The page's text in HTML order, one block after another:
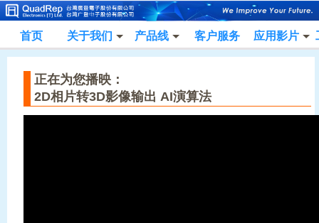
首页 关于我们 产品线 客户服务 应用影片
正在为您播映：
2D相片转3D影像输出 AI演算法